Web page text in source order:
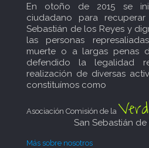
En otoño de 2015 se
ciudadano para
Sebastián de los Reyes y
las personas
muerte o a largas penas
defendido la legalidad
realización de diversas
constituímos como
Asociación Comisión de la
San Sebastián de
Más sobre nosotros